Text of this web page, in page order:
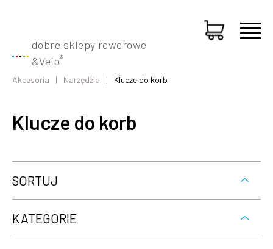
dobre sklepy rowerowe
&Velo®
Akcesoria Narzędzia Klucze do korb
Klucze do korb
SORTUJ
KATEGORIE